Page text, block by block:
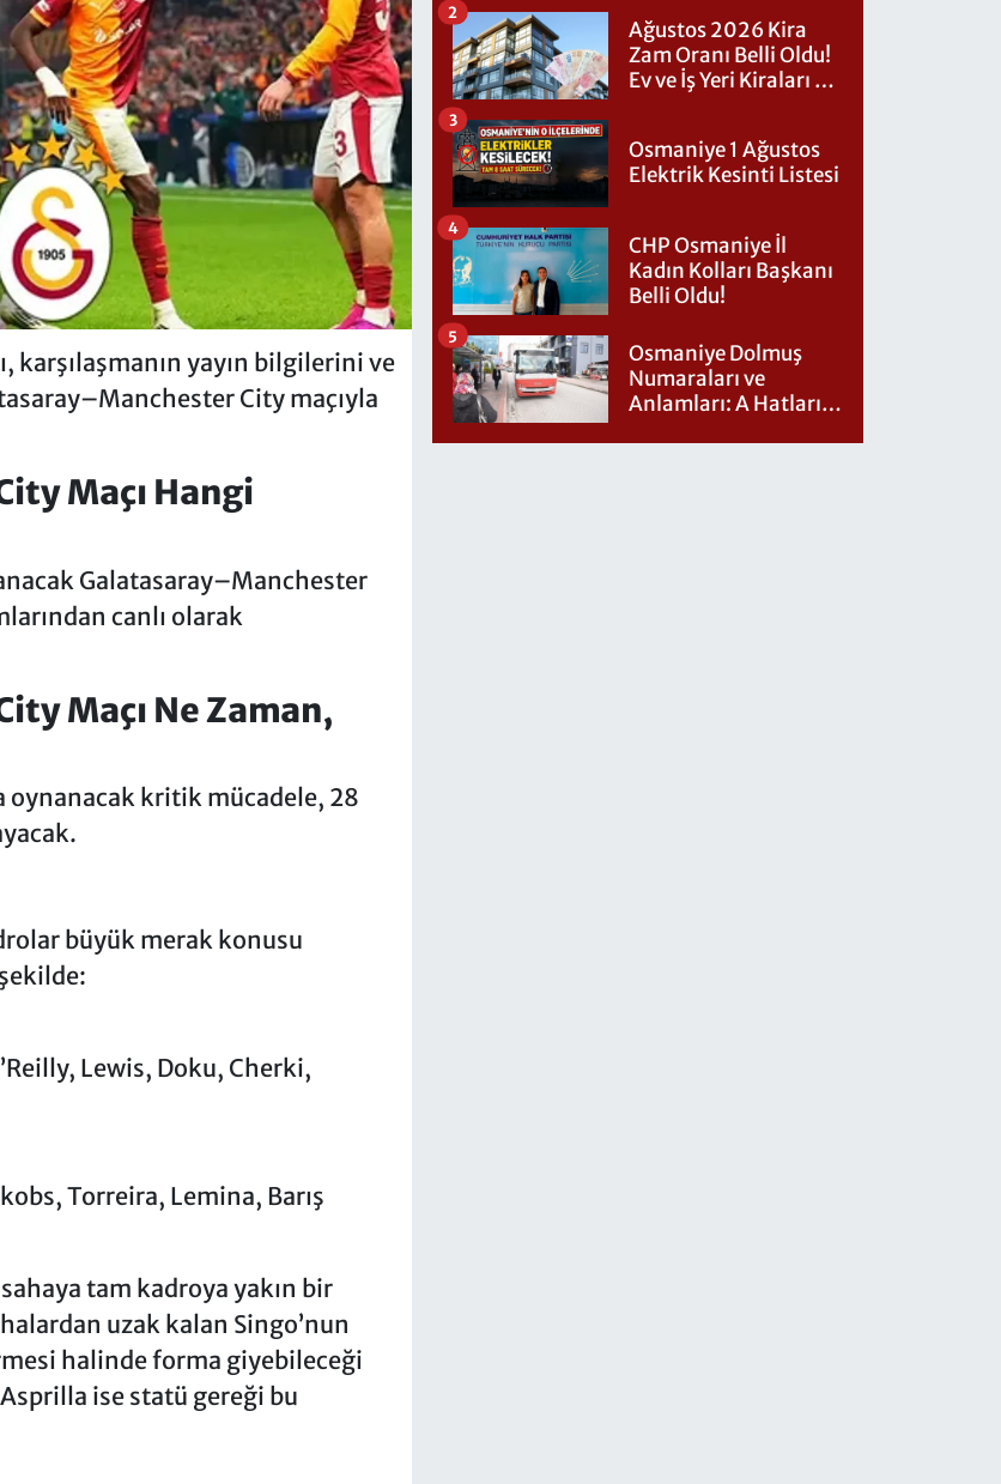
karşılaşmanın yayın bilgilerini ve
City maçıyla
Maçı Hangi
Galatasaray–Manchester
canlı olarak
Maçı Ne Zaman,
oynanacak kritik mücadele, 28
büyük merak konusu
Lewis, Doku, Cherki,
Torreira, Lemina, Barış
tam kadroya yakın bir
uzak kalan Singo’nun
halinde forma giyebileceği
ise statü gereği bu
Ağustos 2026 Kira
Zam Oranı Belli Oldu!
Ev ve İş Yeri Kiraları Ne
2
Osmaniye 1 Ağustos
Elektrik Kesinti Listesi
3
CHP Osmaniye İl
Kadın Kolları Başkanı
Belli Oldu!
4
Osmaniye Dolmuş
Numaraları ve
Anlamları: A Hatları
5